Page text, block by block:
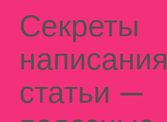
Секреты
написания
статьи —